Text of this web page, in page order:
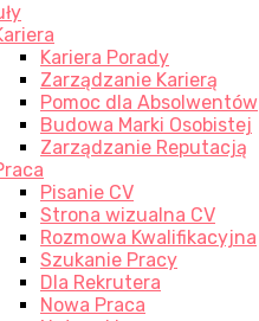
Kariera Porady
Zarządzanie Karierą
Pomoc dla Absolwentów
Budowa Marki Osobistej
Zarządzanie Reputacją
Pisanie CV
Strona wizualna CV
Rozmowa Kwalifikacyjna
Szukanie Pracy
Dla Rekrutera
Nowa Praca